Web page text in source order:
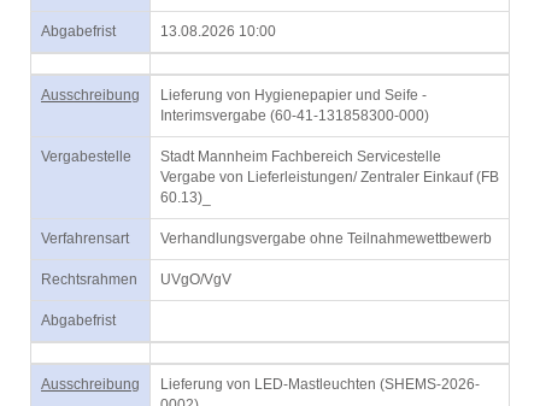
Abgabefrist 13.08.2026 10:00
Ausschreibung
Lieferung von Hygienepapier und Seife -
Interimsvergabe (60-41-131858300-000)
Vergabestelle
Stadt Mannheim Fachbereich Servicestelle
Vergabe von Lieferleistungen/ Zentraler Einkauf (FB
60.13)_
Verfahrensart Verhandlungsvergabe ohne Teilnahmewettbewerb
Rechtsrahmen UVgO/VgV
Abgabefrist
Ausschreibung
Lieferung von LED-Mastleuchten (SHEMS-2026-